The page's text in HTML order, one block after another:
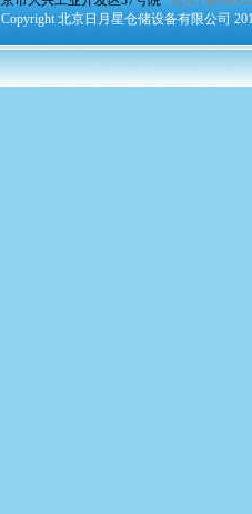
Copyright 北京日月星仓储设备有限公司